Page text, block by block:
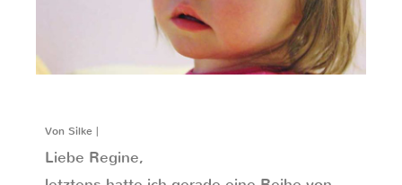
Von Silke |
Liebe Regine,